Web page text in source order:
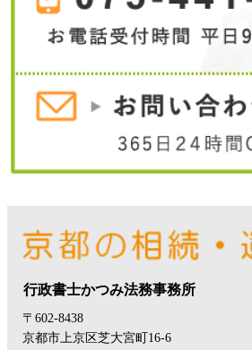
行政書士かつみ法務事務所
〒602-8438
京都市上京区芝大宮町16-6